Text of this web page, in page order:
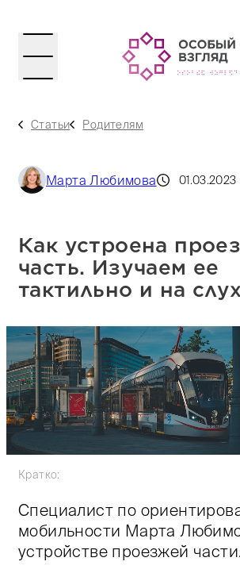
Статьи Родителям
Марта Любимова 01.03.2023
Как устроена
часть. Изучаем ее
тактильно и на слух
Кратко:
Специалист по
мобильности Марта
устройстве проезжей части.